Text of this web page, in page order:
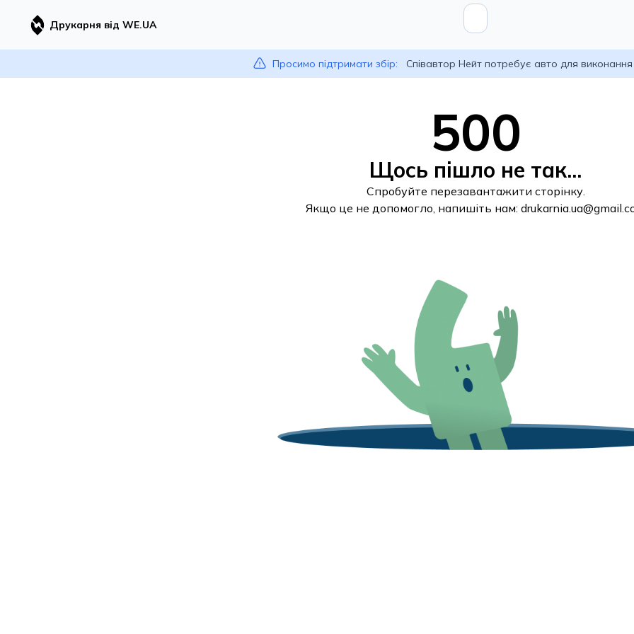
Друкарня від WE.UA
Просимо підтримати збір: Співавтор Нейт потребує авто для
500
Щось пішло не так...
Спробуйте перезавантажити сторінку.
Якщо це не допомогло, напишіть нам: